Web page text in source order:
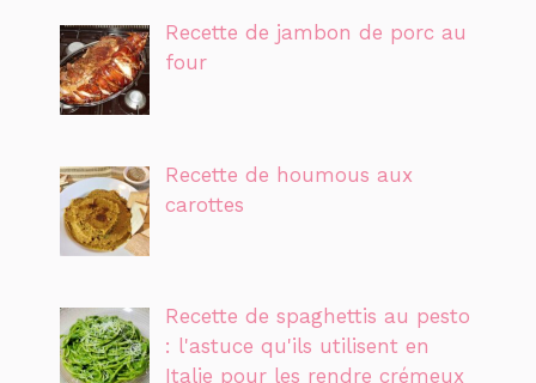
Recette de jambon de porc au
four
Recette de houmous aux
carottes
Recette de spaghettis au pesto
: l'astuce qu'ils utilisent en
Italie pour les rendre crémeux